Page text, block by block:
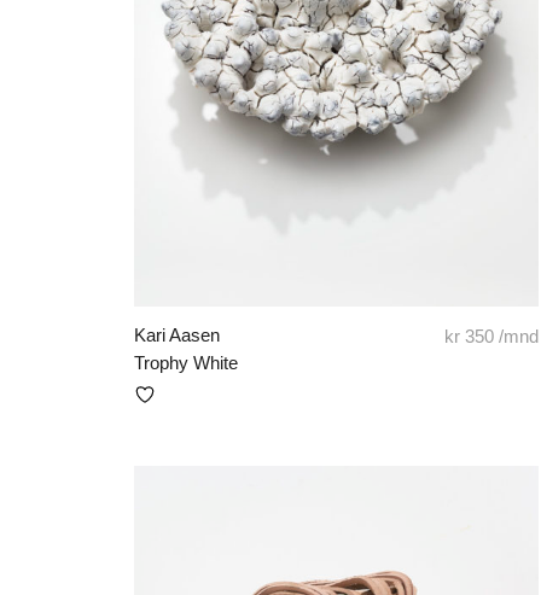
Kari Aasen
Trophy White
kr 350 /mnd